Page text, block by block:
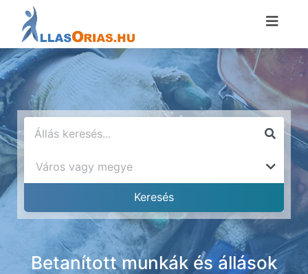
Betanított munkák és állások